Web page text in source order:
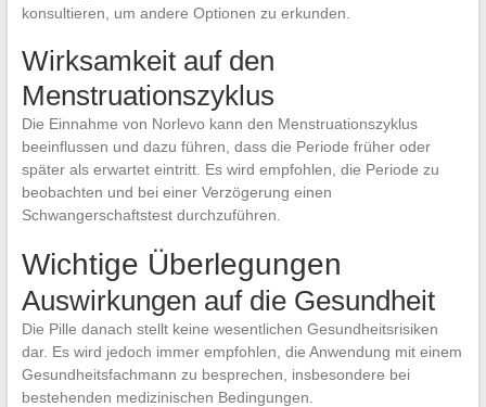
konsultieren, um andere Optionen zu erkunden.
Wirksamkeit auf den
Menstruationszyklus
Die Einnahme von Norlevo kann den Menstruationszyklus
beeinflussen und dazu führen, dass die Periode früher oder
später als erwartet eintritt. Es wird empfohlen, die Periode zu
beobachten und bei einer Verzögerung einen
Schwangerschaftstest durchzuführen.
Wichtige Überlegungen
Auswirkungen auf die Gesundheit
Die Pille danach stellt keine wesentlichen Gesundheitsrisiken
dar. Es wird jedoch immer empfohlen, die Anwendung mit einem
Gesundheitsfachmann zu besprechen, insbesondere bei
bestehenden medizinischen Bedingungen.